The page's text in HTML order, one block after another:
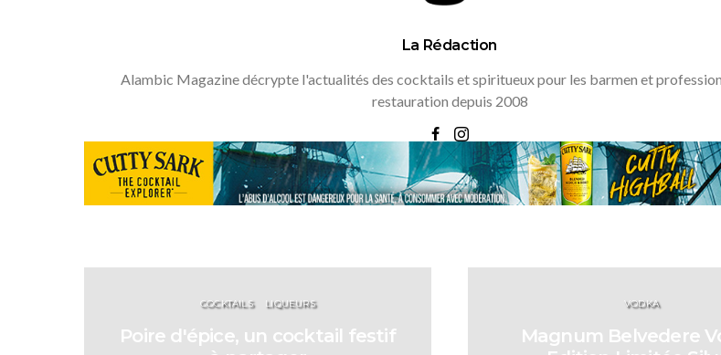
La Rédaction
Alambic Magazine décrypte l'actualités des cocktails et spiritueux pour les barmen et
restauration depuis 2008
COCKTAILS LIQUEURS
Poire d'épice, un cocktail festif
VODKA
Magnum Belvedere